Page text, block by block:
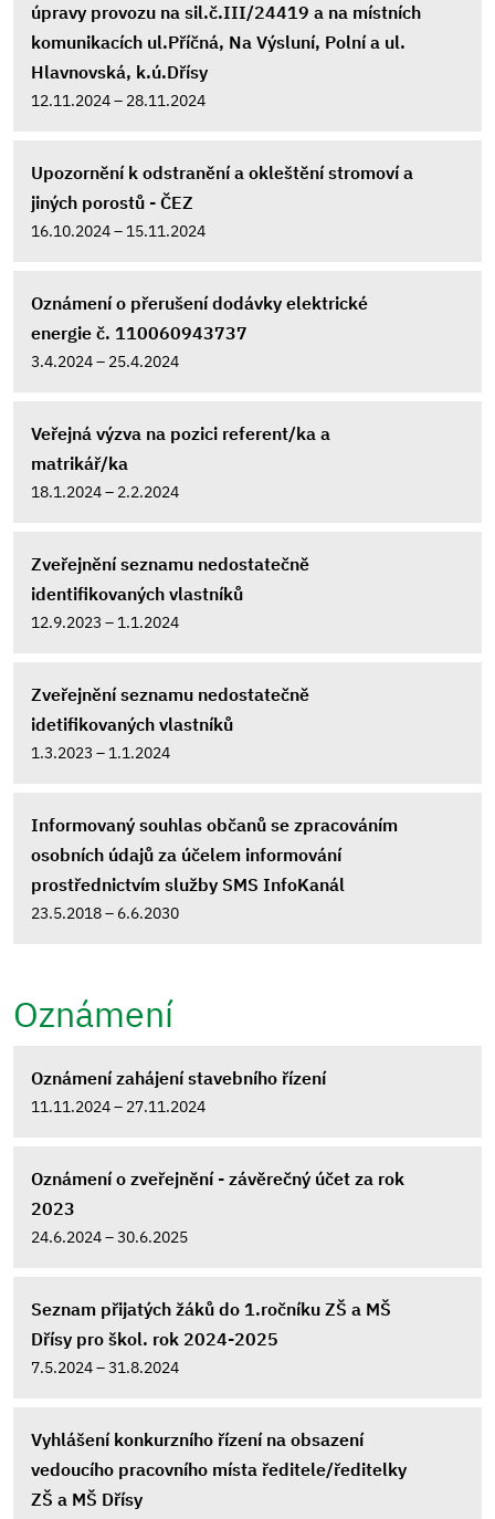
úpravy provozu na sil.č.III/24419 a na místních
komunikacích ul.Příčná, Na Výsluní, Polní a ul.
Hlavnovská, k.ú.Dřísy
12.11.2024 – 28.11.2024
Upozornění k odstranění a okleštění stromoví a
jiných porostů - ČEZ
16.10.2024 – 15.11.2024
Oznámení o přerušení dodávky elektrické
energie č. 110060943737
3.4.2024 – 25.4.2024
Veřejná výzva na pozici referent/ka a
matrikář/ka
18.1.2024 – 2.2.2024
Zveřejnění seznamu nedostatečně
identifikovaných vlastníků
12.9.2023 – 1.1.2024
Zveřejnění seznamu nedostatečně
idetifikovaných vlastníků
1.3.2023 – 1.1.2024
Informovaný souhlas občanů se zpracováním
osobních údajů za účelem informování
prostřednictvím služby SMS InfoKanál
23.5.2018 – 6.6.2030
Oznámení
Oznámení zahájení stavebního řízení
11.11.2024 – 27.11.2024
Oznámení o zveřejnění - závěrečný účet za rok
2023
24.6.2024 – 30.6.2025
Seznam přijatých žáků do 1.ročníku ZŠ a MŠ
Dřísy pro škol. rok 2024-2025
7.5.2024 – 31.8.2024
Vyhlášení konkurzního řízení na obsazení
vedoucího pracovního místa ředitele/ředitelky
ZŠ a MŠ Dřísy